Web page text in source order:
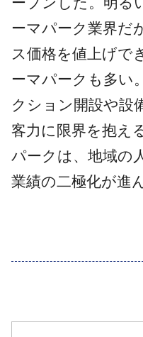
ーマパーク業界だ
ス価格を値上げで
ーマパークも多い
クション開設や設
客力に限界を抱え
パークは、地域の
業績の二極化が進